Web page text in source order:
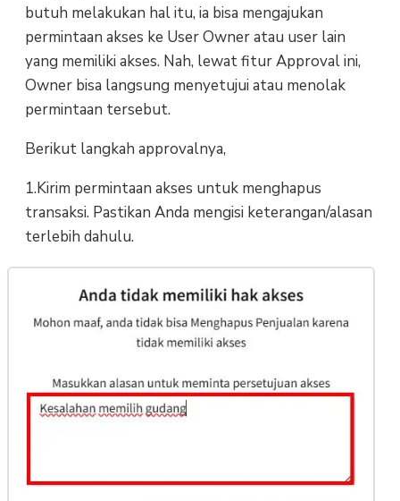
butuh melakukan hal itu, ia bisa mengajukan
permintaan akses ke User Owner atau user lain
yang memiliki akses. Nah, lewat fitur Approval ini,
Owner bisa langsung menyetujui atau menolak
permintaan tersebut.
Berikut langkah approvalnya,
1.Kirim permintaan akses untuk menghapus
transaksi. Pastikan Anda mengisi keterangan/alasan
terlebih dahulu.